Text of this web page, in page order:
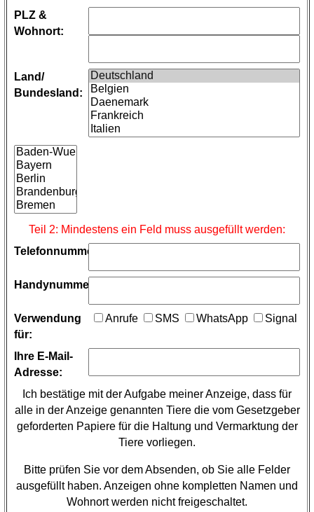
PLZ &
Wohnort:
Land/
Bundesland:
Teil 2: Mindestens ein Feld muss ausgefüllt werden:
Telefonnummer:
Handynummer:
Verwendung
für:
Anrufe SMS WhatsApp Signal
Ihre E-Mail-
Adresse:
Ich bestätige mit der Aufgabe meiner Anzeige, dass für
alle in der Anzeige genannten Tiere die vom Gesetzgeber
geforderten Papiere für die Haltung und Vermarktung der
Tiere vorliegen.
Bitte prüfen Sie vor dem Absenden, ob Sie alle Felder
ausgefüllt haben. Anzeigen ohne kompletten Namen und
Wohnort werden nicht freigeschaltet.